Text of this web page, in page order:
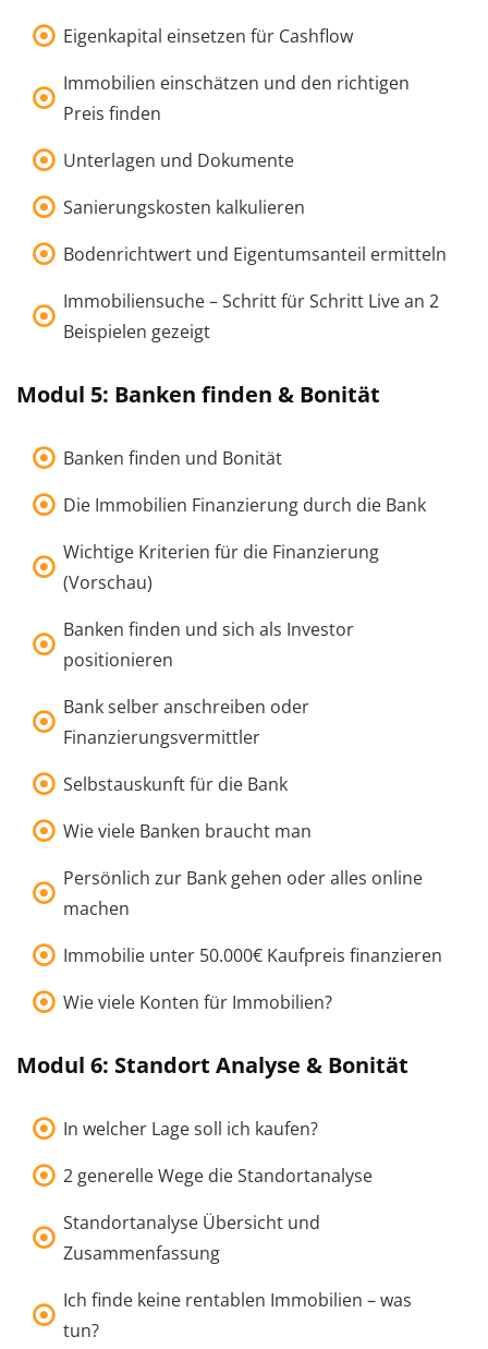
Eigenkapital einsetzen für Cashflow
Immobilien einschätzen und den richtigen
Preis finden
Unterlagen und Dokumente
Sanierungskosten kalkulieren
Bodenrichtwert und Eigentumsanteil ermitteln
Immobiliensuche – Schritt für Schritt Live an 2
Beispielen gezeigt
Modul 5: Banken finden & Bonität
Banken finden und Bonität
Die Immobilien Finanzierung durch die Bank
Wichtige Kriterien für die Finanzierung
(Vorschau)
Banken finden und sich als Investor
positionieren
Bank selber anschreiben oder
Finanzierungsvermittler
Selbstauskunft für die Bank
Wie viele Banken braucht man
Persönlich zur Bank gehen oder alles online
machen
Immobilie unter 50.000€ Kaufpreis finanzieren
Wie viele Konten für Immobilien?
Modul 6: Standort Analyse & Bonität
In welcher Lage soll ich kaufen?
2 generelle Wege die Standortanalyse
Standortanalyse Übersicht und
Zusammenfassung
Ich finde keine rentablen Immobilien – was
tun?